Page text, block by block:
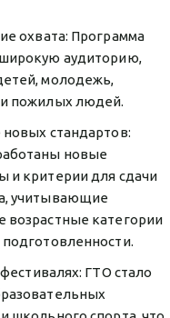
охвата: Программа
аудиторию,
молодежь,
пожилых людей.
стандартов:
новые
и критерии для сдачи
учитывающие
возрастные категории
ГТО стало